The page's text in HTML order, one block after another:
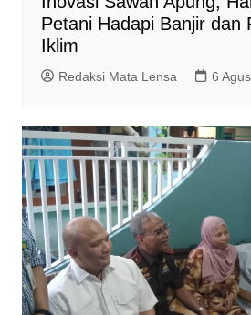
Petani Hadapi Banjir dan
Iklim
Redaksi Mata Lensa 6